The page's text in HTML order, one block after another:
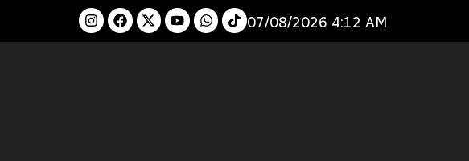
07/08/2026 4:12 AM